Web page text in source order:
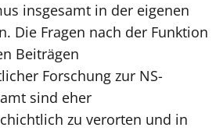
insgesamt in der eigenen
Die Fragen nach der Funktion
Beiträgen
Forschung zur NS-
sind eher
zu verorten und in